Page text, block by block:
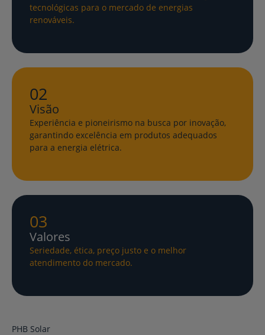
PHB Solar
tecnológicas para o mercado de energias
renováveis.
02
Visão
Experiência e pioneirismo na busca por inovação,
garantindo excelência em produtos adequados
para a energia elétrica.
03
Valores
Seriedade, ética, preço justo e o melhor
atendimento do mercado.